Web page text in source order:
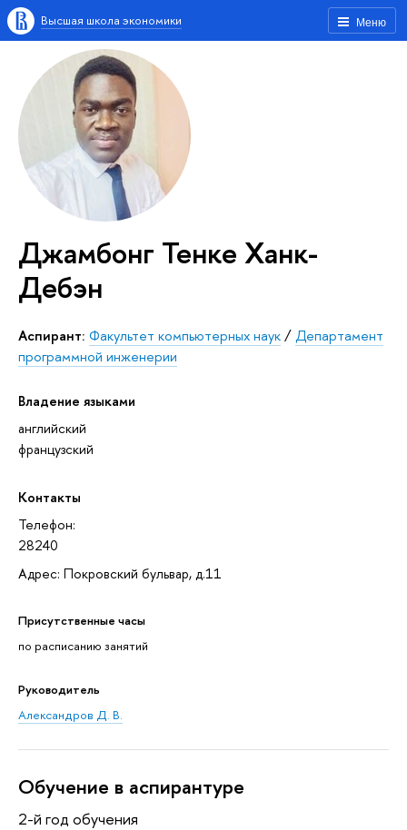
Меню
Высшая школа экономики
Джамбонг Тенке Ханк-
Дебэн
аспирант: Факультет компьютерных наук/Департамент
программной инженерии
Владение языками
английский
французский
Контакты
Телефон:
28240
Адрес: Покровский бульвар, д.11
Присутственные часы
по расписанию занятий
Руководитель
Александров Д. В.
Обучение в аспирантуре
2-й год обучения